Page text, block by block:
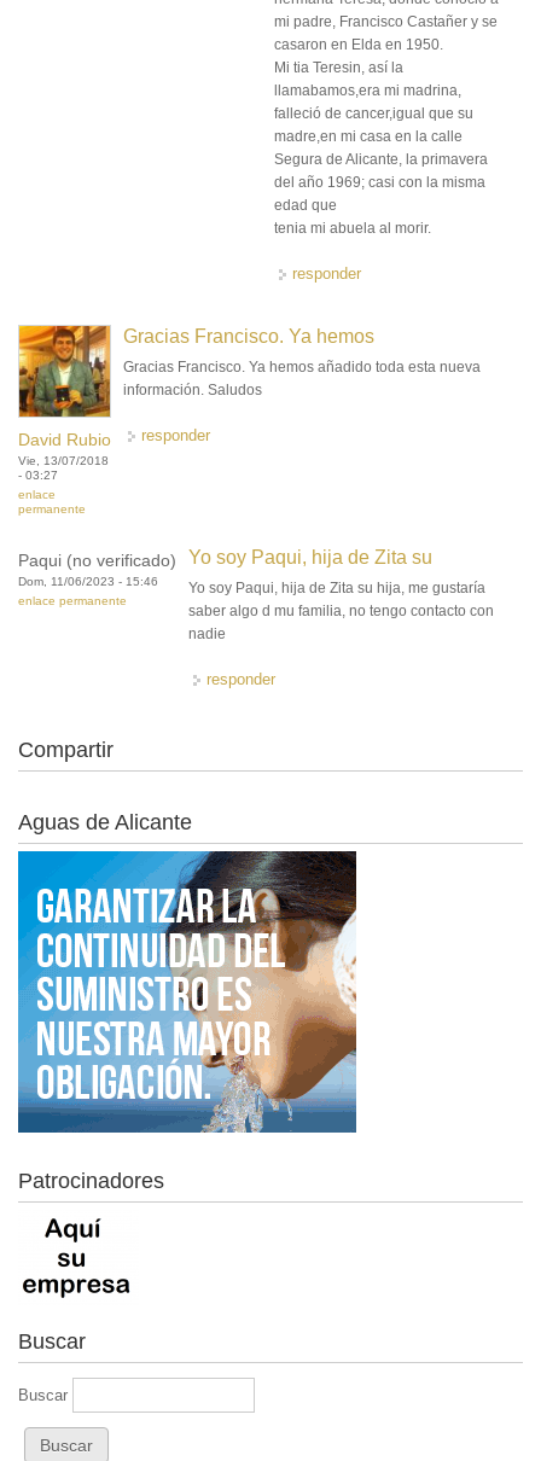
mi padre, Francisco Castañer y se
casaron en Elda en 1950.
Mi tia Teresin, así la
llamabamos,era mi madrina,
falleció de cancer,igual que su
madre,en mi casa en la calle
Segura de Alicante, la primavera
del año 1969; casi con la misma
edad que
tenia mi abuela al morir.
responder
David Rubio
Vie, 13/07/2018
- 03:27
enlace
permanente
Gracias Francisco. Ya hemos
Gracias Francisco. Ya hemos añadido toda esta nueva
información. Saludos
responder
Paqui (no verificado)
Dom, 11/06/2023 - 15:46
enlace permanente
Yo soy Paqui, hija de Zita su
Yo soy Paqui, hija de Zita su hija, me gustaría
saber algo d mu familia, no tengo contacto con
nadie
responder
Compartir
Aguas de Alicante
Patrocinadores
Buscar
Buscar